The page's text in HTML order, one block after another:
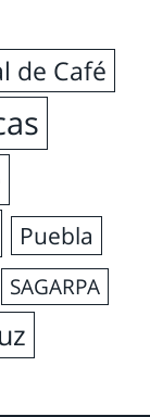
de Café
Puebla
SAGARPA